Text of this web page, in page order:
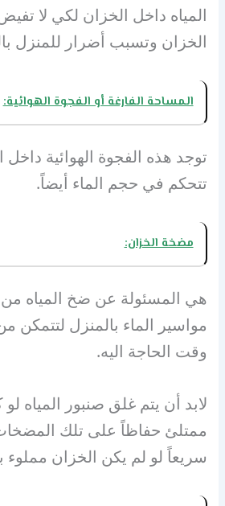
المياه داخل الخزان لكي لا
الخزان وتسبب أضرار للمنزل
المساحة الفارغة أو الفجوة الهوائية:
توجد هذه الفجوة الهوائية
تتحكم في حجم الماء أيضاً.
مضخة الخزان:
هي المسئولة عن ضخ المياه
مواسير الماء بالمنزل لتتمكن
وقت الحاجة اليه.
لابد أن يتم غلق صنبور المياه
ممتلئ حفاظاً على تلك المضخات
سريعاً لو لم يكن الخزان مملوء